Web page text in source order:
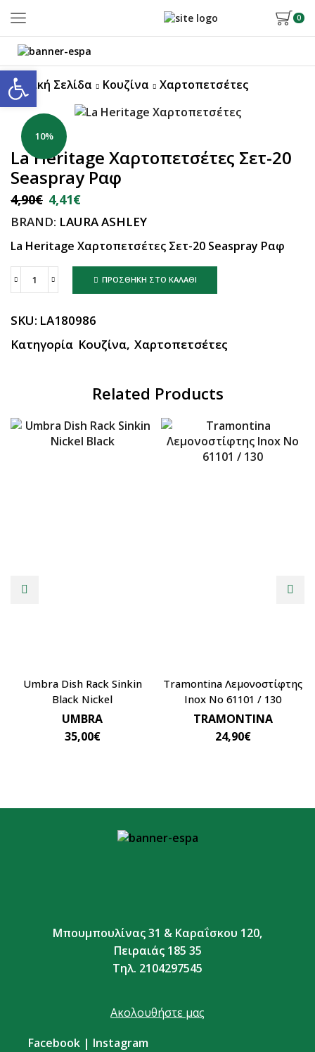
0
Αρχική Σελίδα Κουζίνα Χαρτοπετσέτες
10%
La Heritage Χαρτοπετσέτες Σετ-20
Seaspray Ραφ
4,90€ 4,41€
BRAND: LAURA ASHLEY
La Heritage Χαρτοπετσέτες Σετ-20 Seaspray Ραφ
ΠΡΟΣΘΉΚΗ ΣΤΟ ΚΑΛΆΘΙ
SKU: LA180986
Κατηγορία Κουζίνα, Χαρτοπετσέτες
Related Products
Umbra Dish Rack Sinkin
Black Nickel
UMBRA
35,00€
Tramontina Λεμονοστίφτης
Inox No 61101 / 130
TRAMONTINA
24,90€
Μπουμπουλίνας 31 & Καραΐσκου 120,
Πειραιάς 185 35
Τηλ. 2104297545
Ακολουθήστε μας
Facebook | Instagram
Ανοίξτε τη γραμμή εργαλείων